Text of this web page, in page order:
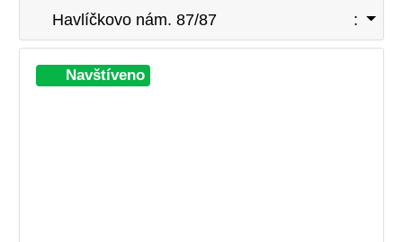
Havlíčkovo nám. 87/87 :
Navštíveno